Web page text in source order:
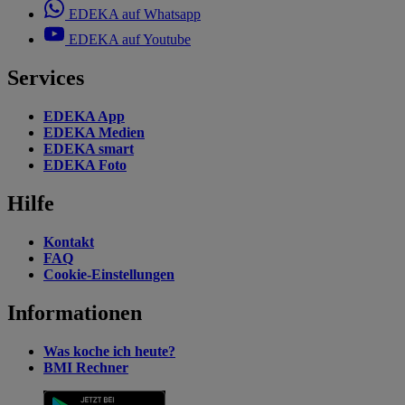
EDEKA auf Whatsapp
EDEKA auf Youtube
Services
EDEKA App
EDEKA Medien
EDEKA smart
EDEKA Foto
Hilfe
Kontakt
FAQ
Cookie-Einstellungen
Informationen
Was koche ich heute?
BMI Rechner